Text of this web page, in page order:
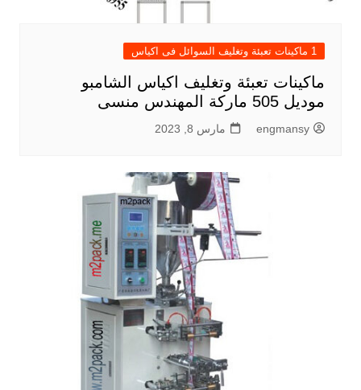
1 ماكينات تعبئة وتغليف السوائل فى اكياس
ماكينات تعبئة وتغليف اكياس الشامبو
موديل 505 ماركة المهندس منسى
engmansy مارس 8, 2023